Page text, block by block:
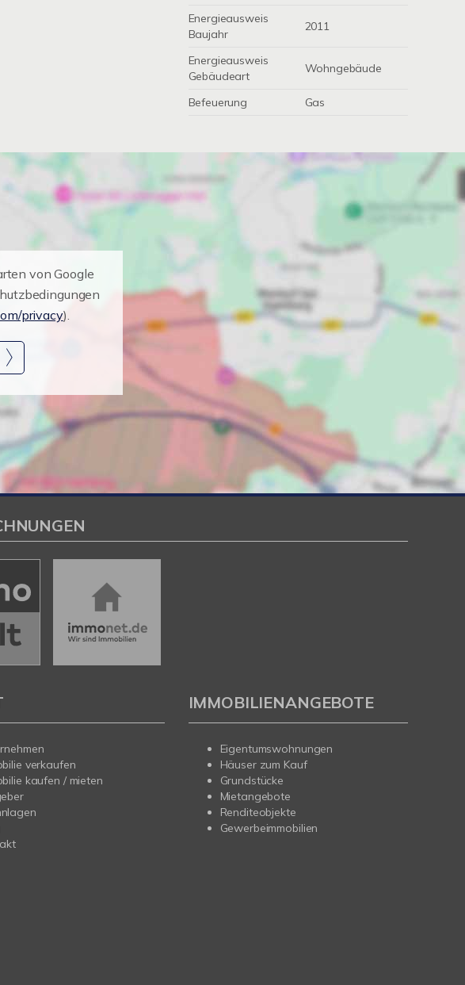
Energieausweis
Baujahr
2011
Energieausweis
Gebäudeart
Wohngebäude
Befeuerung Gas
von Google
privacy).
verkaufen
kaufen / mieten
IMMOBILIENANGEBOTE
Eigentumswohnungen
Häuser zum Kauf
Grundstücke
Mietangebote
Renditeobjekte
Gewerbeimmobilien